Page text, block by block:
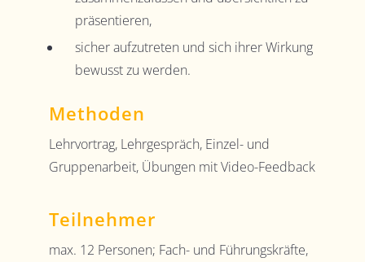
präsentieren,
sicher aufzutreten und sich ihrer Wirkung
bewusst zu werden.
Methoden
Lehrvortrag, Lehrgespräch, Einzel- und
Gruppenarbeit, Übungen mit Video-Feedback
Teilnehmer
max. 12 Personen; Fach- und Führungskräfte,